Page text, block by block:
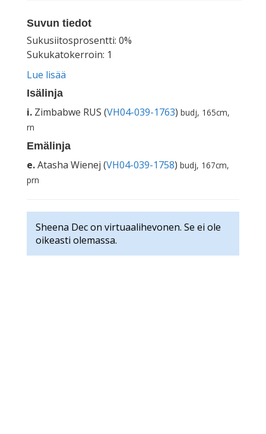
Suvun tiedot
Sukusiitosprosentti: 0%
Sukukatokerroin: 1
Lue lisää
Isälinja
i. Zimbabwe RUS (VH04-039-1763) budj, 165cm,
rn
Emälinja
e.Atasha Wienej (VH04-039-1758) budj, 167cm,
prn
Sheena Dec on virtuaalihevonen. Se ei ole
oikeasti olemassa.